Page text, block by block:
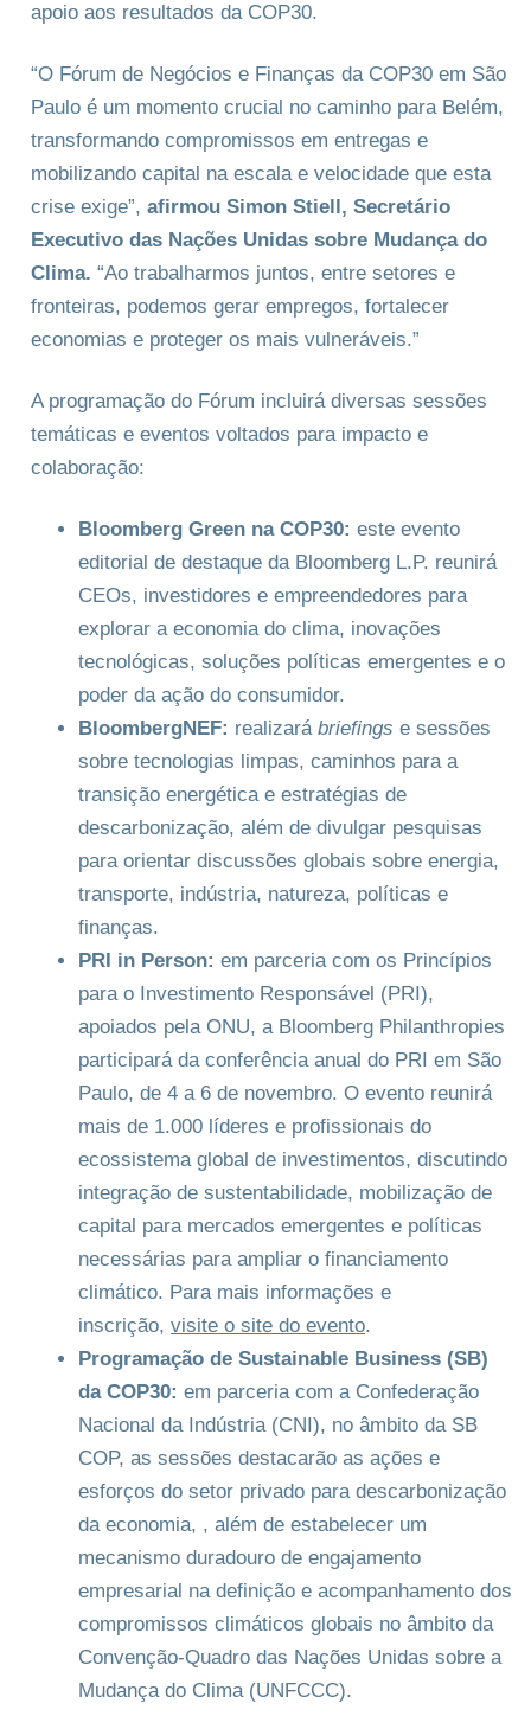
apoio aos resultados da COP30.
“O Fórum de Negócios e Finanças da COP30 em São
Paulo é um momento crucial no caminho para Belém,
transformando compromissos em entregas e
mobilizando capital na escala e velocidade que esta
crise exige”, afirmou Simon Stiell, Secretário
Executivo das Nações Unidas sobre Mudança do
Clima. “Ao trabalharmos juntos, entre setores e
fronteiras, podemos gerar empregos, fortalecer
economias e proteger os mais vulneráveis.”
A programação do Fórum incluirá diversas sessões
temáticas e eventos voltados para impacto e
colaboração:
Bloomberg Green na COP30: este evento
editorial de destaque da Bloomberg L.P. reunirá
CEOs, investidores e empreendedores para
explorar a economia do clima, inovações
tecnológicas, soluções políticas emergentes e o
poder da ação do consumidor.
BloombergNEF: realizará briefings e sessões
sobre tecnologias limpas, caminhos para a
transição energética e estratégias de
descarbonização, além de divulgar pesquisas
para orientar discussões globais sobre energia,
transporte, indústria, natureza, políticas e
finanças.
PRI in Person: em parceria com os Princípios
para o Investimento Responsável (PRI),
apoiados pela ONU, a Bloomberg Philanthropies
participará da conferência anual do PRI em São
Paulo, de 4 a 6 de novembro. O evento reunirá
mais de 1.000 líderes e profissionais do
ecossistema global de investimentos, discutindo
integração de sustentabilidade, mobilização de
capital para mercados emergentes e políticas
necessárias para ampliar o financiamento
climático. Para mais informações e
inscrição, visite o site do evento.
Programação de Sustainable Business (SB)
da COP30: em parceria com a Confederação
Nacional da Indústria (CNI), no âmbito da SB
COP, as sessões destacarão as ações e
esforços do setor privado para descarbonização
da economia, , além de estabelecer um
mecanismo duradouro de engajamento
empresarial na definição e acompanhamento dos
compromissos climáticos globais no âmbito da
Convenção-Quadro das Nações Unidas sobre a
Mudança do Clima (UNFCCC).